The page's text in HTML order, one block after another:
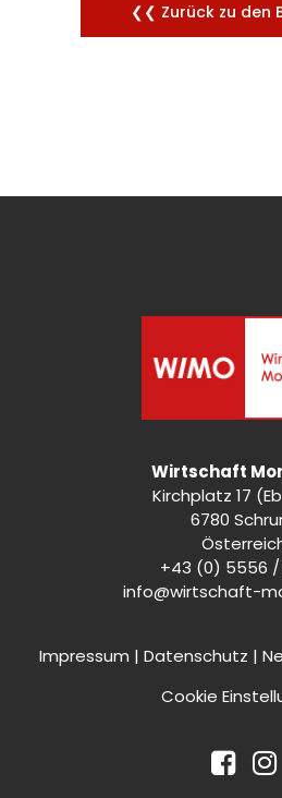
❮❮ Zurück zu den
Wirtschaft
Kirchplatz 17
6780
+43 (0) 5556 /
info@wirtschaft-
Impressum | Datenschutz |
Cookie